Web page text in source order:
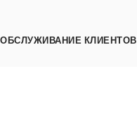
ОБСЛУЖИВАНИЕ КЛИЕНТОВ